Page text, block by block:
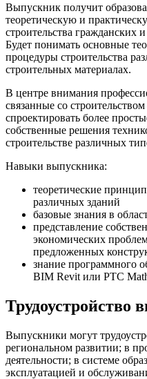
Выпускник получит
теоретическую и
строительства гражданских
Будет понимать основные
процедуры строительства
строительных материалах.
В центре внимания
связанные со
спроектировать более
собственные решения
строительстве различных
Навыки выпускника:
теоретические
различных зданий
базовые знания в
представление
экономических
предложенных
знание программного
BIM Revit или PTC
Трудоустройство
Выпускники могут
региональном развитии; в
деятельности; в системе
эксплуатацией и